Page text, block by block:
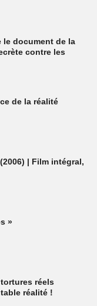
le document de la
contre les
de la réalité
| Film intégral,
»
réels
réalité !